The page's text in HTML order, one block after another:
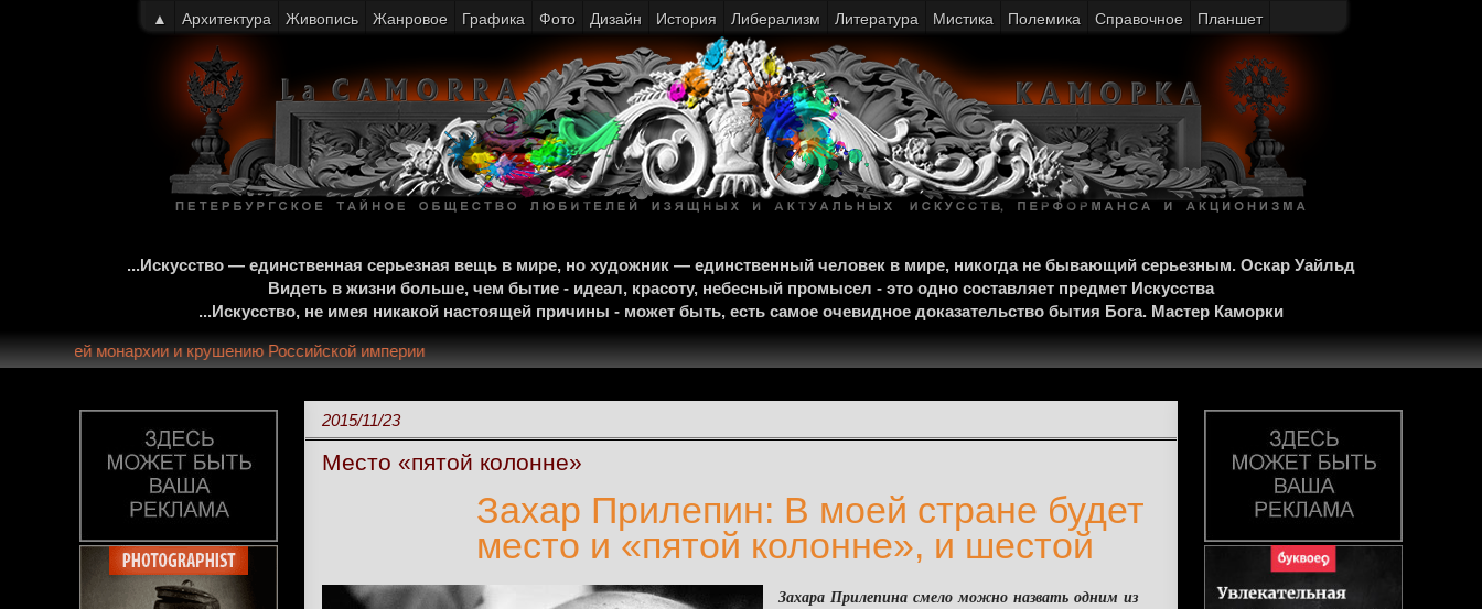
...Искусство — единственная серьезная вещь в мире, но художник — единственный человек в мире, никогда не бывающий серьезным. Оскар Уайльд
Видеть в жизни больше, чем бытие - идеал, красоту, небесный промысел - это одно составляет предмет Искусства
...Искусство, не имея никакой настоящей причины - может быть, есть самое очевидное доказательство бытия Бога. Мастер Каморки
300-летней монархии и крушению Российской империи
2015/11/23
Место «пятой колонне»
Захар Прилепин: В моей стране будет
место и «пятой колонне», и шестой
Захара Прилепина смело можно назвать одним из
▲ Архитектура Живопись Жанровое Графика Фото Дизайн История Либерализм Литература Мистика Полемика Справочное Планшет